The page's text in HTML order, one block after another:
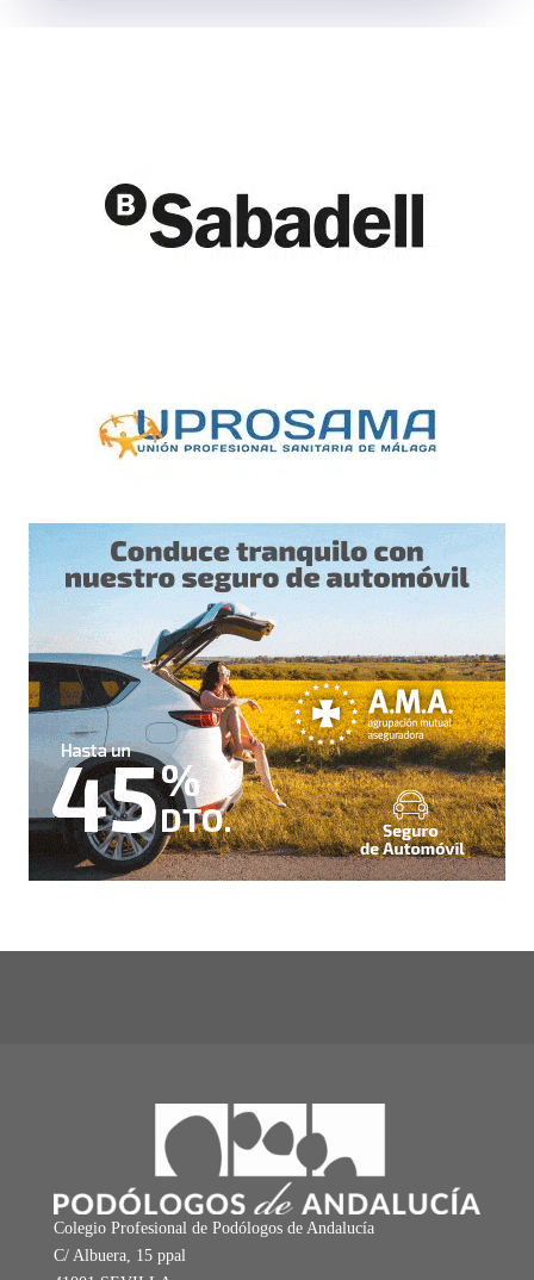
Colegio Profesional de Podólogos de Andalucía
C/ Albuera, 15 ppal